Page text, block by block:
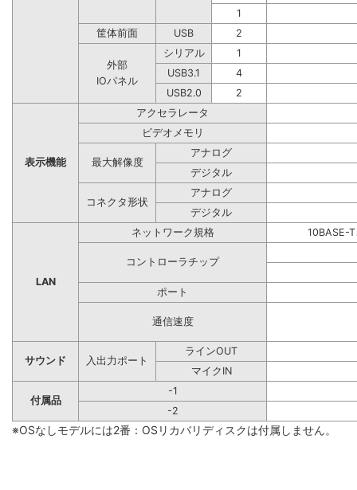
1
筐体前面
USB 2
外部
IOパネル
シリアル
1
USB3.1
4
USB2.0
2
表示機能
アクセラレータ
ビデオメモリ
最大解像度
アナログ
デジタル
コネクタ形状
アナログ
デジタル
LAN
ネットワーク規格 10BASE-
コントローラチップ
ポート
通信速度
サウンド 入出力ポート
ラインOUT
マイクIN
付属品
-1
-2
※OSなしモデルには2番：OSリカバリディスクは付属しません。